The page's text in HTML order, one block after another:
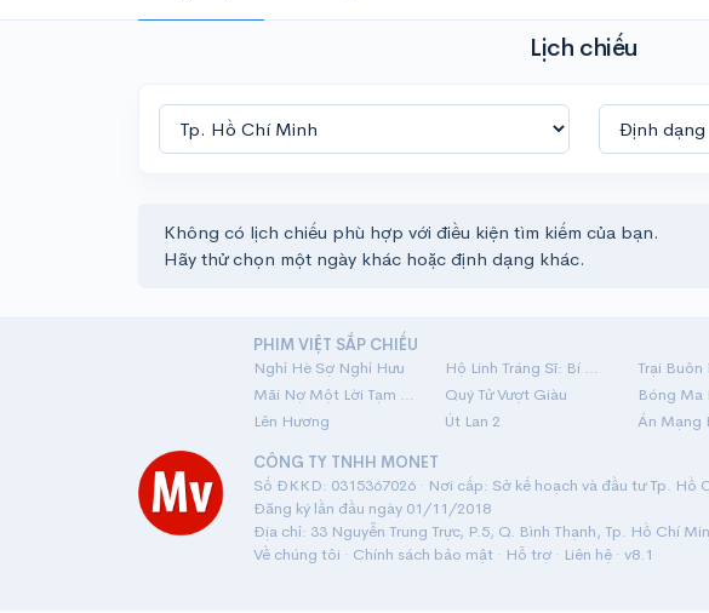
Lịch chiếu
Không có lịch chiếu phù hợp với điều kiện tìm kiếm của bạn.
Hãy thử chọn một ngày khác hoặc định dạng khác.
PHIM VIỆT SẮP CHIẾU
Nghỉ Hè Sợ Nghỉ Hưu
Hộ Linh Tráng Sĩ: Bí Ẩn Mộ Vua Đinh
Trại Buôn
Mãi Nợ Một Lời Tạm Biệt
Quý Tử Vượt Giàu
Bóng Ma
Lên Hương
Út Lan 2
Án Mạng
CÔNG TY TNHH MONET
Số ĐKKD: 0315367026 · Nơi cấp: Sở kế hoạch và đầu tư Tp. Hồ
Đăng ký lần đầu ngày 01/11/2018
Địa chỉ: 33 Nguyễn Trung Trực, P.5, Q. Bình Thạnh, Tp. Hồ Chí
Về chúng tôi · Chính sách bảo mật· Hỗ trợ· Liên hệ· v8.1